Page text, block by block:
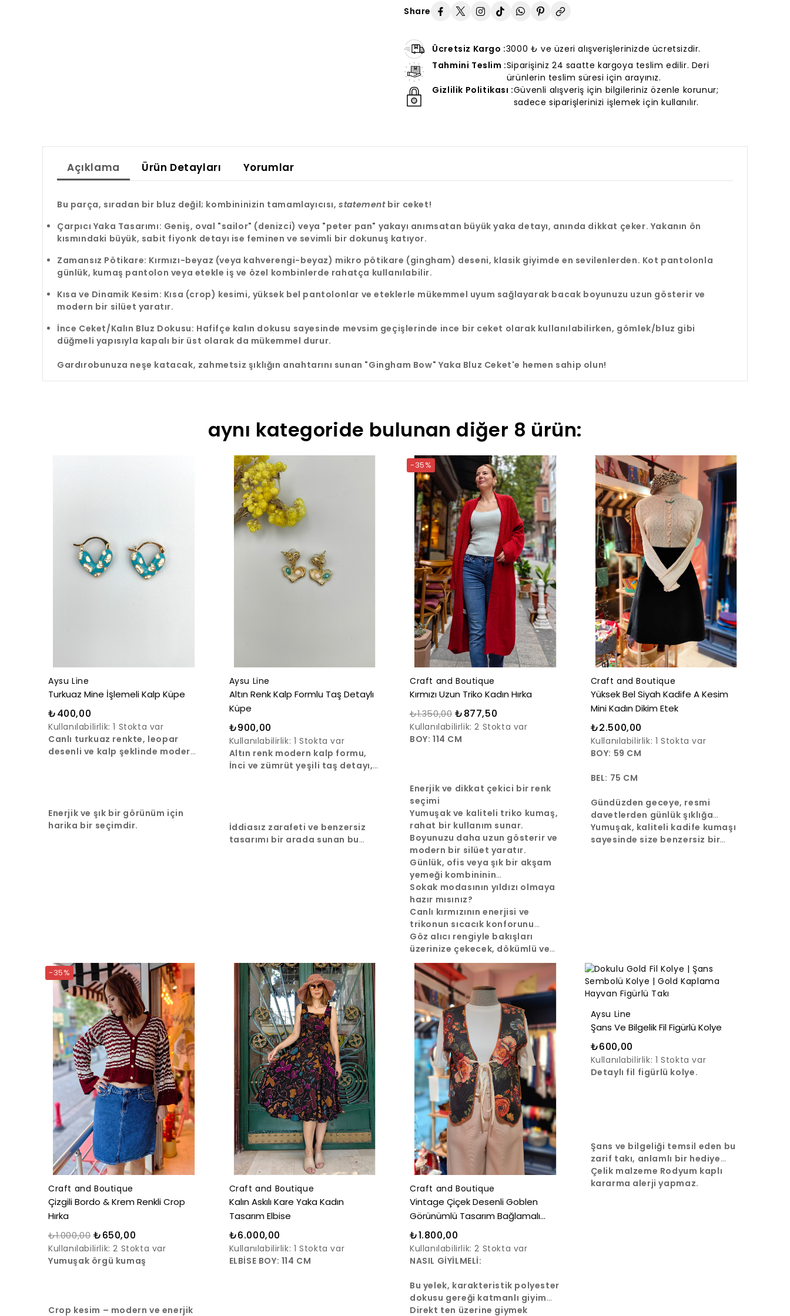
Share
Ücretsiz Kargo :3000 ₺ ve üzeri alışverişlerinizde ücretsizdir.
Tahmini Teslim :Siparişiniz 24 saatte kargoya teslim edilir. Deri
ürünlerin teslim süresi için arayınız.
Gizlilik Politikası :Güvenli alışveriş için bilgileriniz özenle korunur;
sadece siparişlerinizi işlemek için kullanılır.
Açıklama Ürün Detayları Yorumlar
Bu parça, sıradan bir bluz değil; kombininizin tamamlayıcısı,statementbir ceket!
Çarpıcı Yaka Tasarımı: Geniş, oval "sailor" (denizci) veya "peter pan" yakayı anımsatan büyük yaka detayı, anında dikkat çeker. Yakanın ön
kısmındaki büyük, sabit fiyonk detayı ise feminen ve sevimli bir dokunuş katıyor.
Zamansız Pötikare: Kırmızı-beyaz (veya kahverengi-beyaz) mikro pötikare (gingham) deseni, klasik giyimde en sevilenlerden. Kot pantolonla
günlük, kumaş pantolon veya etekle iş ve özel kombinlerde rahatça kullanılabilir.
Kısa ve Dinamik Kesim: Kısa (crop) kesimi, yüksek bel pantolonlar ve eteklerle mükemmel uyum sağlayarak bacak boyunuzu uzun gösterir ve
modern bir silüet yaratır.
İnce Ceket/Kalın Bluz Dokusu: Hafifçe kalın dokusu sayesinde mevsim geçişlerinde ince bir ceket olarak kullanılabilirken, gömlek/bluz gibi
düğmeli yapısıyla kapalı bir üst olarak da mükemmel durur.
Gardırobunuza neşe katacak, zahmetsiz şıklığın anahtarını sunan "Gingham Bow" Yaka Bluz Ceket'e hemen sahip olun!
aynı kategoride bulunan diğer 8 ürün:
Aysu Line
Turkuaz Mine İşlemeli Kalp Küpe
₺400,00
Kullanılabilirlik:1 Stokta var
Canlı turkuaz renkte, leopar
desenli ve kalp şeklinde modern
Enerjik ve şık bir görünüm için
harika bir seçimdir.
Aysu Line
Altın Renk Kalp Formlu Taş Detaylı
Küpe
₺900,00
Kullanılabilirlik: 1 Stokta var
Altın renk modern kalp formu,
İnci ve zümrüt yeşili taş detayı,
İddiasız zarafeti ve benzersiz
tasarımı bir arada sunan bu
-35%
Craft and Boutique
Kırmızı Uzun Triko Kadın Hırka
₺1.350,00 ₺877,50
Kullanılabilirlik:2 Stokta var
BOY: 114 CM
Enerjik ve dikkat çekici bir renk
seçimi
Yumuşak ve kaliteli triko kumaş,
rahat bir kullanım sunar.
Boyunuzu daha uzun gösterir ve
modern bir silüet yaratır.
Günlük, ofis veya şık bir akşam
yemeği kombininin
tamamlayıcısı olabilir.
Sokak modasının yıldızı olmaya
hazır mısınız?
Canlı kırmızının enerjisi ve
trikonun sıcacık konforunu
birleştiren bu uzun hırka ile
tanışın.
Göz alıcı rengiyle bakışları
üzerinize çekecek, dökümlü ve
rahat kesimiyle ise gün boyu
şıklığınızı garantileyecek.
Craft and Boutique
Yüksek Bel Siyah Kadife A Kesim
Mini Kadın Dikim Etek
₺2.500,00
Kullanılabilirlik: 1 Stokta var
BOY: 59 CM
BEL: 75 CM
Gündüzden geceye, resmi
davetlerden günlük şıklığa
kadar her ortama kolayca
adapte olan bu etek, zarafet ve
Yumuşak, kaliteli kadife kumaşı
sayesinde size benzersiz bir
-35%
Craft and Boutique
Çizgili Bordo & Krem Renkli Crop
Hırka
₺1.000,00 ₺650,00
Kullanılabilirlik:2 Stokta var
Yumuşak örgü kumaş
Crop kesim – modern ve enerjik
Craft and Boutique
Kalın Askılı Kare Yaka Kadın
Tasarım Elbise
₺6.000,00
Kullanılabilirlik: 1 Stokta var
ELBİSE BOY: 114 CM
Craft and Boutique
Vintage Çiçek Desenli Goblen
Görünümlü Tasarım Bağlamalı
Yelek
₺1.800,00
Kullanılabilirlik:2 Stokta var
NASIL GİYİLMELİ:
Bu yelek, karakteristik polyester
dokusu gereği katmanlı giyim
için tasarlanmıştır.
Direkt ten üzerine giymek
Aysu Line
Şans Ve Bilgelik Fil Figürlü Kolye
₺600,00
Kullanılabilirlik: 1 Stokta var
Detaylı fil figürlü kolye.
Şans ve bilgeliği temsil eden bu
zarif takı, anlamlı bir hediye
seçeneğidir.
Çelik malzeme Rodyum kaplı
kararma alerji yapmaz.